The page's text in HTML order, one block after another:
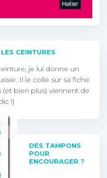
CEINTURES
je lui donne un
Il le colle sur sa fiche
(et bien plus) viennent de
!)
DES TAMPONS
POUR
ENCOURAGER ?